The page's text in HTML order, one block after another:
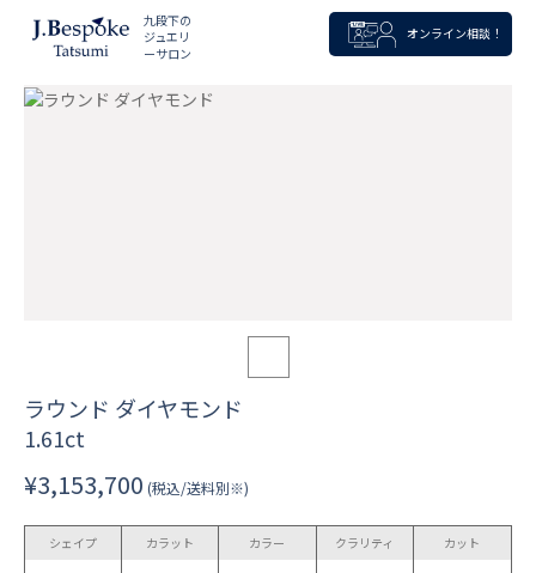
九段下の
ジュエリ
ーサロン
オンライン相談！
ラウンド ダイヤモンド
1.61ct
¥3,153,700 (税込/送料別※)
シェイプ カラット カラー クラリティ カット